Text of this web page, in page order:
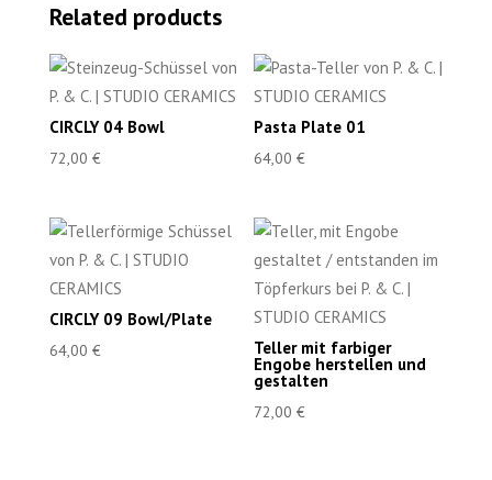
Related products
CIRCLY 04 Bowl
72,00 €
Pasta Plate 01
64,00€
CIRCLY 09 Bowl/Plate
64,00 € Teller mit farbiger
Engobe herstellen und
gestalten
72,00€